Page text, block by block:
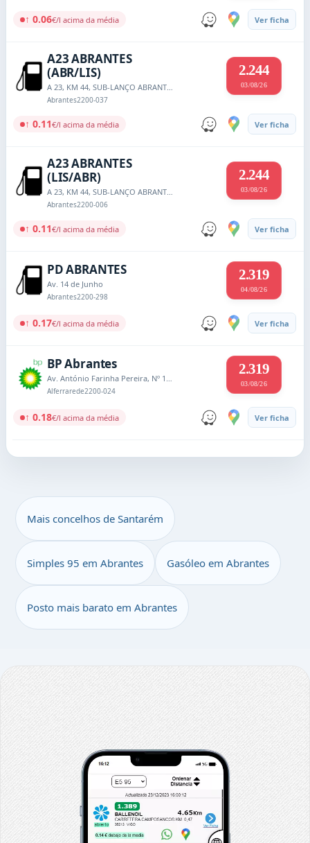
↑ 0.06€/l acima da média Ver ficha
A23 ABRANTES
(ABR/LIS)
A 23, KM 44, SUB-LANÇO ABRANTES - MOURISCAS, APT. 70
Abrantes2200-037
2.244
03/08/26
↑ 0.11€/l acima da média Ver ficha
A23 ABRANTES
(LIS/ABR)
A 23, KM 44, SUB-LANÇO ABRANTES - MOURISCAS, APT. 70
Abrantes2200-006
2.244
03/08/26
↑ 0.11€/l acima da média Ver ficha
PD ABRANTES
Av. 14 de Junho
Abrantes2200-298
2.319
04/08/26
↑ 0.17€/l acima da média Ver ficha
BP Abrantes
Av. António Farinha Pereira, Nº 1212
Alferrarede2200-024
2.319
03/08/26
↑ 0.18€/l acima da média Ver ficha
Mais concelhos de Santarém
Simples 95 em Abrantes Gasóleo em Abrantes
Posto mais barato em Abrantes